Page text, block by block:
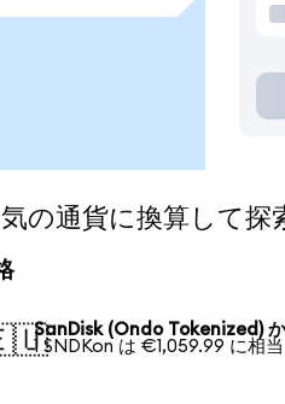
通貨に換算して探
SanDisk (Ondo Tokenized)
1 SNDKon は €1,059.99 に相当